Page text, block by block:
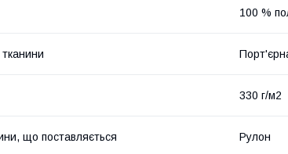
100 %
330 г/м2
що поставляється Рулон